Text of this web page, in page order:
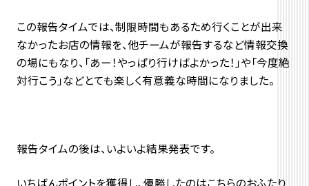
この報告タイムでは、制限時間もあるため行くことが出来
なかったお店の情報を、他チームが報告するなど情報交換
の場にもなり、「あー！やっぱり行けばよかった！」や「今度絶
対行こう」などとても楽しく有意義な時間になりました。
報告タイムの後は、いよいよ結果発表です。
いちばんポイントを獲得し、優勝したのはこちらのおふたり